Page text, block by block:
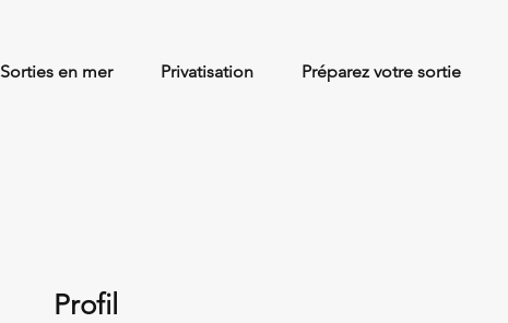
Sorties en mer Privatisation Préparez votre sortie
Profil